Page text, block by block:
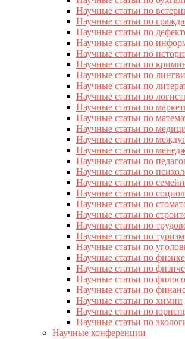
Научные статьи по
Научные статьи по
Научные статьи по
Научные статьи по
Научные статьи по
Научные статьи по
Научные статьи по
Научные статьи по
Научные статьи по
Научные статьи по
Научные статьи по
Научные статьи по
Научные статьи по
Научные статьи по
Научные статьи по
Научные статьи по
Научные статьи по
Научные статьи по
Научные статьи по
Научные статьи по
Научные статьи по
Научные статьи по
Научные статьи по
Научные статьи по физике
Научные статьи по
Научные статьи по
Научные статьи по
Научные статьи по химии
Научные статьи по
Научные статьи по
Научные конференции